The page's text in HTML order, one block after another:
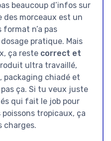
beaucoup d’infos sur
des morceaux est un
n’a pas
pratique. Mais
ça reste correct et
ultra travaillé,
packaging chiadé et
ça. Si tu veux juste
qui fait le job pour
tropicaux, ça
charges.